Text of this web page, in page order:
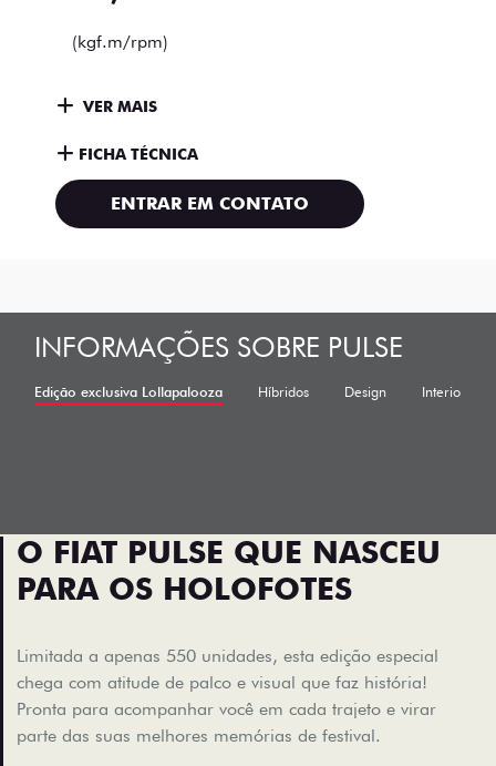
(kgf.m/rpm)
VER MAIS
FICHA TÉCNICA
ENTRAR EM CONTATO
INFORMAÇÕES SOBRE PULSE
Edição exclusiva Lollapalooza Híbridos Design Interior
O FIAT PULSE QUE NASCEU
PARA OS HOLOFOTES
Limitada a apenas 550 unidades, esta edição especial
chega com atitude de palco e visual que faz história!
Pronta para acompanhar você em cada trajeto e virar
parte das suas melhores memórias de festival.